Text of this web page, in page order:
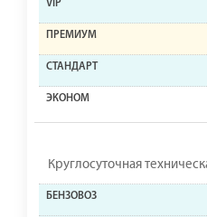
Круглосуточная